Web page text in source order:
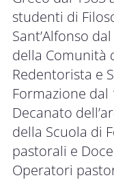
studenti di
Sant’Alfonso
della Comunità
Redentorista e
Formazione dal
Decanato
della Scuola di
pastorali e
Operatori